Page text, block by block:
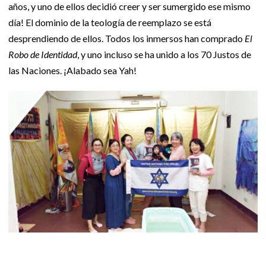
años, y uno de ellos decidió creer y ser sumergido ese mismo
día! El dominio de la teología de reemplazo se está
desprendiendo de ellos. Todos los inmersos han comprado El
Robo de Identidad, y uno incluso se ha unido a los 70 Justos de
las Naciones. ¡Alabado sea Yah!